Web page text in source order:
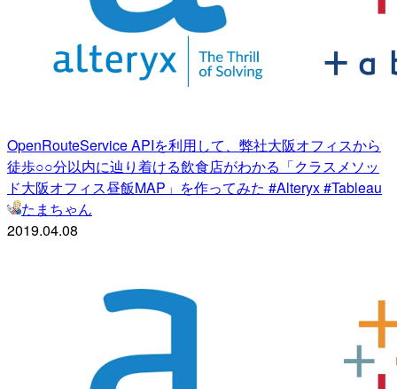
OpenRouteService APIを利用して、弊社大阪オフィスから
徒歩○○分以内に辿り着ける飲食店がわかる「クラスメソッ
ド大阪オフィス昼飯MAP」を作ってみた #Alteryx #Tableau
たまちゃん
2019.04.08